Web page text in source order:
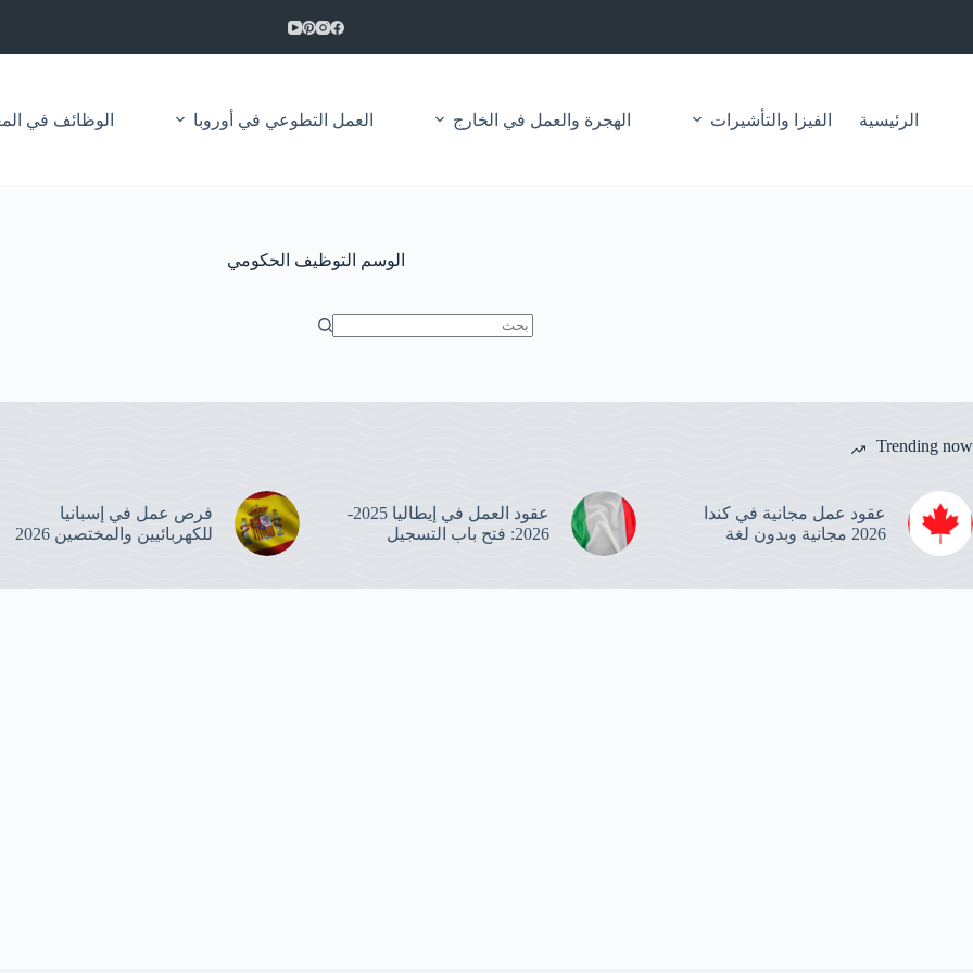
المحتوى
الرئيسية الفيزا والتأشيرات الهجرة والعمل في الخارج العمل التطوعي في أوروبا الوظائف في المغرب 2026 | مباريات التوظيف
الوسم التوظيف الحكومي
Trending now
عقود عمل مجانية في كندا
2026 مجانية وبدون لغة
عقود العمل في إيطاليا 2025-
2026: فتح باب التسجيل
فرص عمل في إسبانيا
للكهربائيين والمختصين 2026